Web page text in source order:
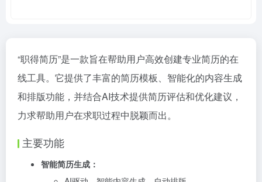
“职得简历”是一款旨在帮助用户高效创建专业简历的在
线工具。它提供了丰富的简历模板、智能化的内容生成
和排版功能，并结合AI技术提供简历评估和优化建议，
力求帮助用户在求职过程中脱颖而出。
主要功能
智能简历生成：